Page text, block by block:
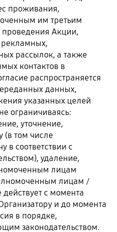
проживания,
им третьим
Акции,
рассылок, а также
контактов в
распространяется
данных,
указанных целей
ограничиваясь:
уточнение,
(в том числе
в соответствии с
удаление,
лицам
лицам /
с момента
и до момента
в порядке,
законодательством.